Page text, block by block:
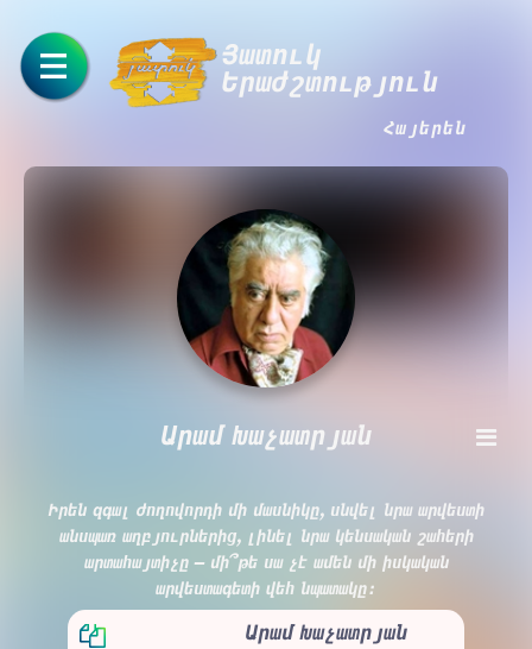
Յատուկ
Երաժշտություն
Հայերեն
Արամ Խաչատրյան
Իրեն զգալ ժողովորդի մի մասնիկը, սնվել նրա արվեստի
անսպառ աղբյուրներից, լինել նրա կենսական շահերի
արտահայտիչը — մի՞թե սա չէ ամեն մի իսկական
արվեստագետի վեհ նպատակը։
Արամ Խաչատրյան